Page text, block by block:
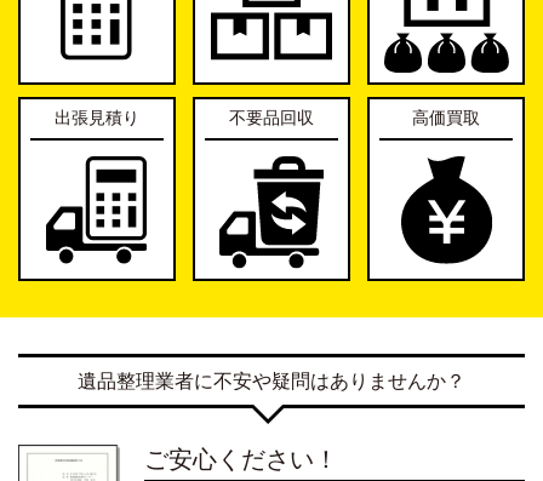
出張見積り 不要品回収 高価買取
遺品整理業者に不安や疑問はありませんか？
ご安心ください！